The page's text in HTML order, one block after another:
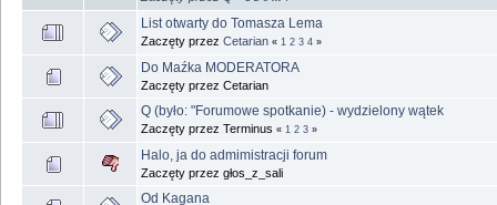
List otwarty do Tomasza Lema
Zaczęty przez Cetarian « 1 2 3 4 »
Do Maźka MODERATORA
Zaczęty przez Cetarian
Q (było: "Forumowe spotkanie) - wydzielony wątek
Zaczęty przez Terminus « 1 2 3 »
Halo, ja do admimistracji forum
Zaczęty przez głos_z_sali
Od Kagana